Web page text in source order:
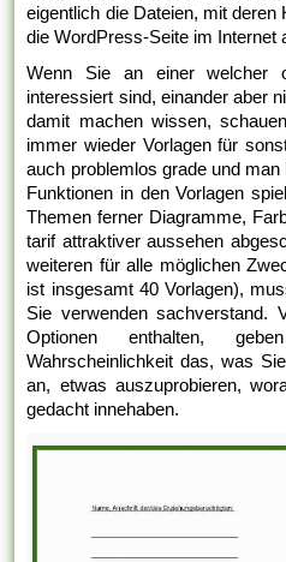
eigentlich die Dateien, mit
die WordPress-Seite im Internet
Wenn Sie an einer welcher
interessiert sind, einander aber
damit machen wissen,
immer wieder Vorlagen für
auch problemlos grade und
Funktionen in den Vorlagen
Themen ferner Diagramme,
tarif attraktiver aussehen
weiteren für alle möglichen
ist insgesamt 40 Vorlagen),
Sie verwenden sachverstand.
Optionen enthalten,
Wahrscheinlichkeit das, was
an, etwas auszuprobieren,
gedacht innehaben.